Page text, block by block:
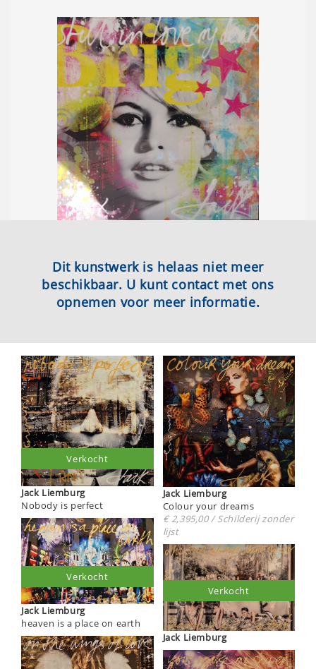
Dit kunstwerk is helaas niet meer
beschikbaar. U kunt contact met ons
opnemen voor meer informatie.
Jack Liemburg
Nobody is perfect
Verkocht
Jack Liemburg
heaven is a place on earth
Verkocht
Jack Liemburg
Colour your dreams
€ 2,395,00 / Schilderij zonder
lijst
Jack Liemburg
Verkocht